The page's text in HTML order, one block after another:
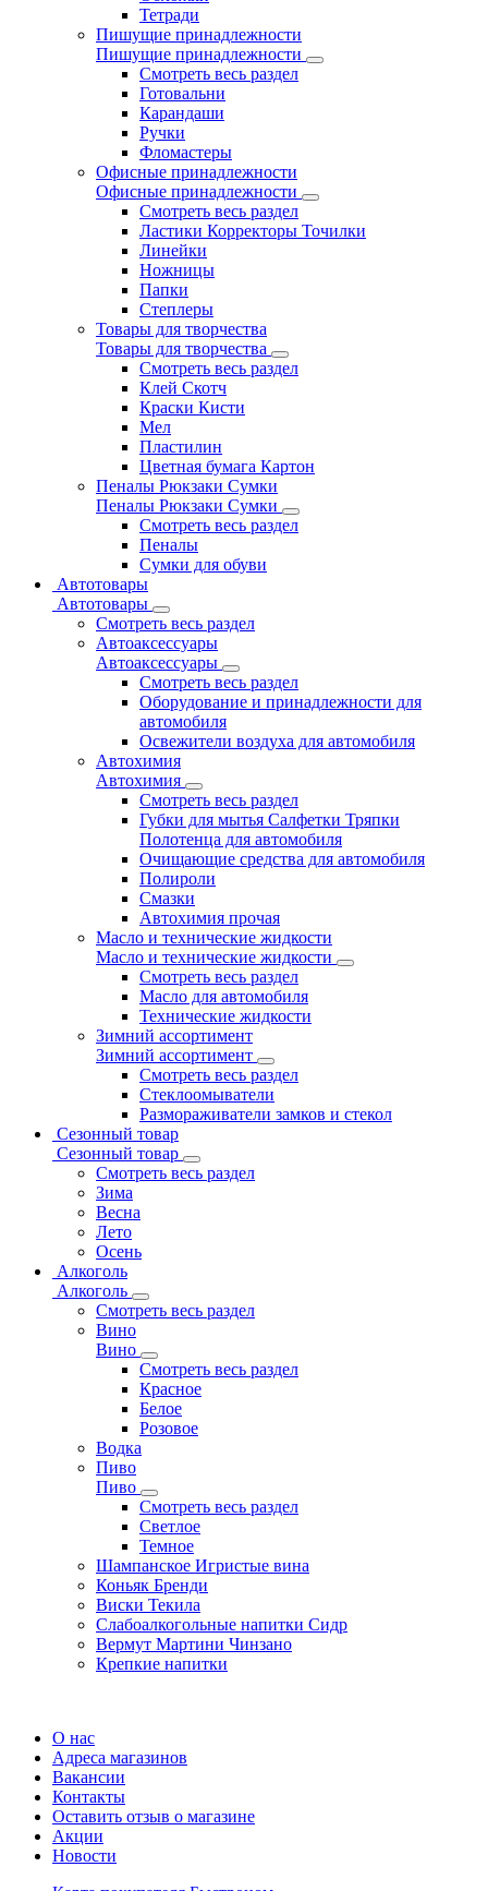
Тетради
Пишущие принадлежности
Пишущие принадлежности
Смотреть весь раздел
Готовальни
Карандаши
Ручки
Фломастеры
Офисные принадлежности
Офисные принадлежности
Смотреть весь раздел
Ластики Корректоры Точилки
Линейки
Ножницы
Папки
Степлеры
Товары для творчества
Товары для творчества
Смотреть весь раздел
Клей Скотч
Краски Кисти
Мел
Пластилин
Цветная бумага Картон
Пеналы Рюкзаки Сумки
Пеналы Рюкзаки Сумки
Смотреть весь раздел
Пеналы
Сумки для обуви
Автотовары
Автотовары
Смотреть весь раздел
Автоаксессуары
Автоаксессуары
Смотреть весь раздел
Оборудование и принадлежности для
автомобиля
Освежители воздуха для автомобиля
Автохимия
Автохимия
Смотреть весь раздел
Губки для мытья Салфетки Тряпки
Полотенца для автомобиля
Очищающие средства для автомобиля
Полироли
Смазки
Автохимия прочая
Масло и технические жидкости
Масло и технические жидкости
Смотреть весь раздел
Масло для автомобиля
Технические жидкости
Зимний ассортимент
Зимний ассортимент
Смотреть весь раздел
Стеклоомыватели
Размораживатели замков и стекол
Сезонный товар
Сезонный товар
Смотреть весь раздел
Зима
Весна
Лето
Осень
Алкоголь
Алкоголь
Смотреть весь раздел
Вино
Вино
Смотреть весь раздел
Красное
Белое
Розовое
Водка
Пиво
Пиво
Смотреть весь раздел
Cветлое
Темное
Шампанское Игристые вина
Коньяк Бренди
Виски Текила
Слабоалкогольные напитки Сидр
Вермут Мартини Чинзано
Крепкие напитки
О нас
Адреса магазинов
Вакансии
Контакты
Оставить отзыв о магазине
Акции
Новости